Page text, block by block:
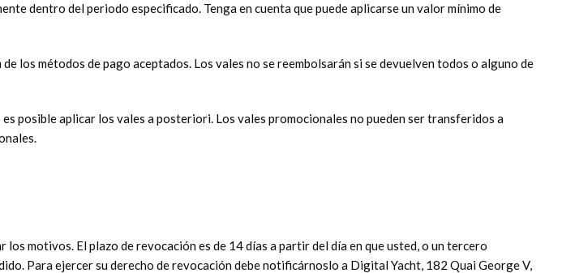
dentro del periodo especificado. Tenga en cuenta que puede aplicarse un valor mínimo de
los métodos de pago aceptados. Los vales no se reembolsarán si se devuelven todos o alguno de
posible aplicar los vales a posteriori. Los vales promocionales no pueden ser transferidos a
motivos. El plazo de revocación es de 14 días a partir del día en que usted, o un tercero
Para ejercer su derecho de revocación debe notificárnoslo a Digital Yacht, 182 Quai George V,